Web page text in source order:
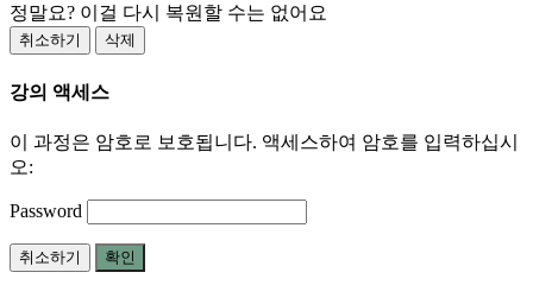
정말요? 이걸 다시 복원할 수는 없어요
취소하기 삭제
강의 액세스
이 과정은 암호로 보호됩니다. 액세스하여 암호를 입력하십시
오:
Password
취소하기 확인